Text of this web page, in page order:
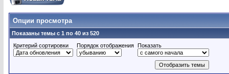
Опции просмотра
Показаны темы с 1 по 40 из 520
Критерий сортировки
Порядок отображения Показать